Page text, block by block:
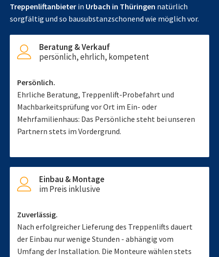
Treppenliftanbieter in Urbach in Thüringen natürlich
sorgfältig und so bausubstanzschonend wie möglich vor.
Beratung & Verkauf
persönlich, ehrlich, kompetent
Persönlich.
Ehrliche Beratung, Treppenlift-Probefahrt und
Machbarkeitsprüfung vor Ort im Ein- oder
Mehrfamilienhaus: Das Persönliche steht bei unseren
Partnern stets im Vordergrund.
Einbau & Montage
im Preis inklusive
Zuverlässig.
Nach erfolgreicher Lieferung des Treppenlifts dauert
der Einbau nur wenige Stunden - abhängig vom
Umfang der Installation. Die Monteure wählen stets